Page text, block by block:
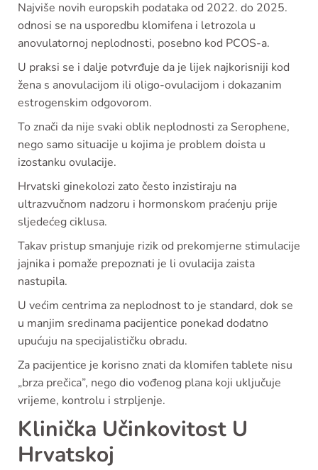
Najviše novih europskih podataka od 2022. do 2025.
odnosi se na usporedbu klomifena i letrozola u
anovulatornoj neplodnosti, posebno kod PCOS-a.
U praksi se i dalje potvrđuje da je lijek najkorisniji kod
žena s anovulacijom ili oligo-ovulacijom i dokazanim
estrogenskim odgovorom.
To znači da nije svaki oblik neplodnosti za Serophene,
nego samo situacije u kojima je problem doista u
izostanku ovulacije.
Hrvatski ginekolozi zato često inzistiraju na
ultrazvučnom nadzoru i hormonskom praćenju prije
sljedećeg ciklusa.
Takav pristup smanjuje rizik od prekomjerne stimulacije
jajnika i pomaže prepoznati je li ovulacija zaista
nastupila.
U većim centrima za neplodnost to je standard, dok se
u manjim sredinama pacijentice ponekad dodatno
upućuju na specijalističku obradu.
Za pacijentice je korisno znati da klomifen tablete nisu
„brza prečica”, nego dio vođenog plana koji uključuje
vrijeme, kontrolu i strpljenje.
Klinička Učinkovitost U
Hrvatskoj